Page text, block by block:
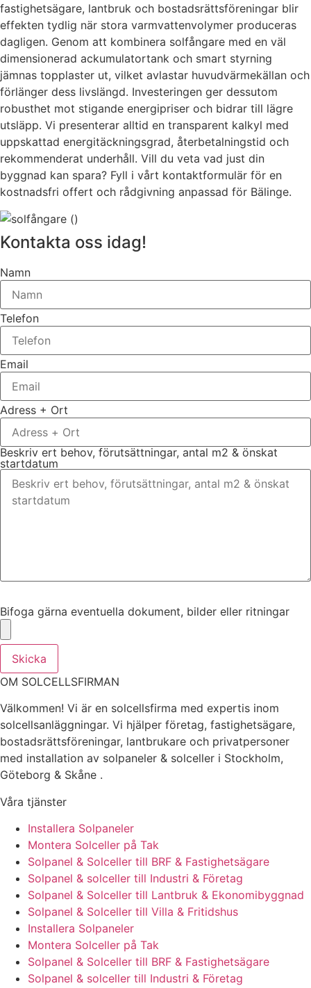
fastighetsägare, lantbruk och bostadsrättsföreningar blir
effekten tydlig när stora varmvattenvolymer produceras
dagligen. Genom att kombinera solfångare med en väl
dimensionerad ackumulatortank och smart styrning
jämnas topplaster ut, vilket avlastar huvudvärmekällan och
förlänger dess livslängd. Investeringen ger dessutom
robusthet mot stigande energipriser och bidrar till lägre
utsläpp. Vi presenterar alltid en transparent kalkyl med
uppskattad energitäckningsgrad, återbetalningstid och
rekommenderat underhåll. Vill du veta vad just din
byggnad kan spara? Fyll i vårt kontaktformulär för en
kostnadsfri offert och rådgivning anpassad för Bälinge.
Kontakta oss idag!
Namn
Telefon
Email
Adress + Ort
Beskriv ert behov, förutsättningar, antal m2 & önskat
startdatum
Bifoga gärna eventuella dokument, bilder eller ritningar
Skicka
OM SOLCELLSFIRMAN
Välkommen! Vi är en solcellsfirma med expertis inom
solcellsanläggningar. Vi hjälper företag, fastighetsägare,
bostadsrättsföreningar, lantbrukare och privatpersoner
med installation av solpaneler & solceller i Stockholm,
Göteborg & Skåne .
Våra tjänster
Installera Solpaneler
Montera Solceller på Tak
Solpanel & Solceller till BRF & Fastighetsägare
Solpanel & solceller till Industri & Företag
Solpanel & Solceller till Lantbruk & Ekonomibyggnad
Solpanel & Solceller till Villa & Fritidshus
Installera Solpaneler
Montera Solceller på Tak
Solpanel & Solceller till BRF & Fastighetsägare
Solpanel & solceller till Industri & Företag